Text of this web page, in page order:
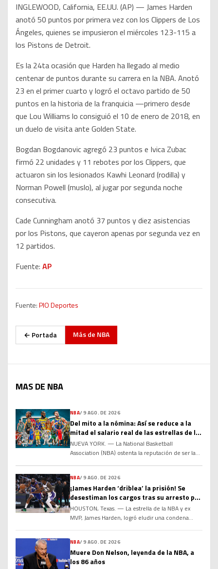
INGLEWOOD, California, EE.UU. (AP) — James Harden
anotó 50 puntos por primera vez con los Clippers de Los
Ángeles, quienes se impusieron el miércoles 123-115 a
los Pistons de Detroit.
Es la 24ta ocasión que Harden ha llegado al medio
centenar de puntos durante su carrera en la NBA. Anotó
23 en el primer cuarto y logró el octavo partido de 50
puntos en la historia de la franquicia —primero desde
que Lou Williams lo consiguió el 10 de enero de 2018, en
un duelo de visita ante Golden State.
Bogdan Bogdanovic agregó 23 puntos e Ivica Zubac
firmó 22 unidades y 11 rebotes por los Clippers, que
actuaron sin los lesionados Kawhi Leonard (rodilla) y
Norman Powell (muslo), al jugar por segunda noche
consecutiva.
Cade Cunningham anotó 37 puntos y diez asistencias
por los Pistons, que cayeron apenas por segunda vez en
12 partidos.
Fuente: AP
Fuente:PIO Deportes
← Portada Más de NBA
MAS DE NBA
NBA/9 AGO. DE 2026
Del mito a la nómina: Así se reduce a la
mitad el salario real de las estrellas de la
NBA
NUEVA YORK. — La National Basketball
Association (NBA) ostenta la reputación de ser la
dólares anuales según Forbes. Sin embargo, detrás
de los llamativos contratos de 50 o 60 millones de
dólares al año anunciados con bombo y platillo,
existe […]
NBA/9 AGO. DE 2026
¡James Harden ‘driblea’ la prisión! Se
desestiman los cargos tras su arresto por
llevar una pistola en el auto
HOUSTON, Texas. — La estrella de la NBA y ex
MVP, James Harden, logró eludir una condena
Texas, desestimara formalmente el cargo menor
en su contra por portación ilícita de un arma de
fuego. El incidente, […]
NBA/9 AGO. DE 2026
Muere Don Nelson, leyenda de la NBA, a
los 86 años